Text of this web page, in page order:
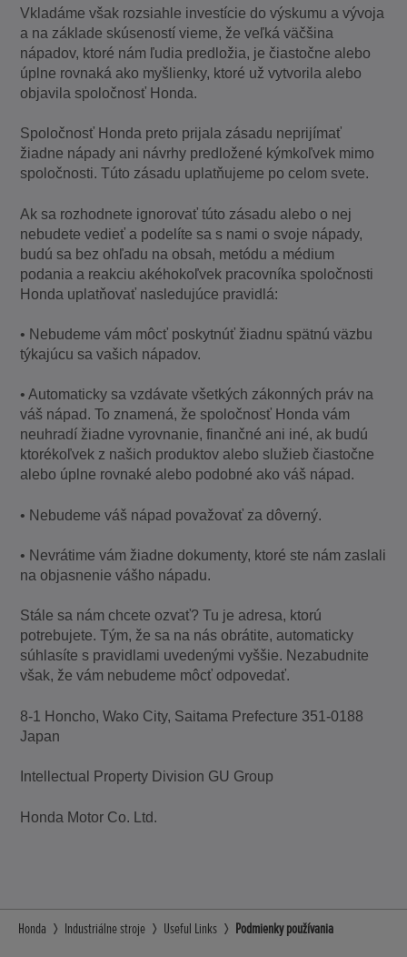
Vkladáme však rozsiahle investície do výskumu a vývoja
a na základe skúseností vieme, že veľká väčšina
nápadov, ktoré nám ľudia predložia, je čiastočne alebo
úplne rovnaká ako myšlienky, ktoré už vytvorila alebo
objavila spoločnosť Honda.
Spoločnosť Honda preto prijala zásadu neprijímať
žiadne nápady ani návrhy predložené kýmkoľvek mimo
spoločnosti. Túto zásadu uplatňujeme po celom svete.
Ak sa rozhodnete ignorovať túto zásadu alebo o nej
nebudete vedieť a podelíte sa s nami o svoje nápady,
budú sa bez ohľadu na obsah, metódu a médium
podania a reakciu akéhokoľvek pracovníka spoločnosti
Honda uplatňovať nasledujúce pravidlá:
• Nebudeme vám môcť poskytnúť žiadnu spätnú väzbu
týkajúcu sa vašich nápadov.
• Automaticky sa vzdávate všetkých zákonných práv na
váš nápad. To znamená, že spoločnosť Honda vám
neuhradí žiadne vyrovnanie, finančné ani iné, ak budú
ktorékoľvek z našich produktov alebo služieb čiastočne
alebo úplne rovnaké alebo podobné ako váš nápad.
• Nebudeme váš nápad považovať za dôverný.
• Nevrátime vám žiadne dokumenty, ktoré ste nám zaslali
na objasnenie vášho nápadu.
Stále sa nám chcete ozvať? Tu je adresa, ktorú
potrebujete. Tým, že sa na nás obrátite, automaticky
súhlasíte s pravidlami uvedenými vyššie. Nezabudnite
však, že vám nebudeme môcť odpovedať.
8-1 Honcho, Wako City, Saitama Prefecture 351-0188
Japan
Intellectual Property Division GU Group
Honda Motor Co. Ltd.
Honda Industriálne stroje Useful Links Podmienky používania